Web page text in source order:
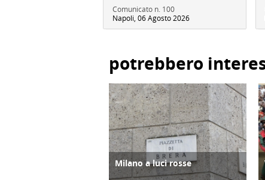
Comunicato n. 100
Napoli, 06 Agosto 2026
potrebbero
ATTIVITÀ
Milano a luci rosse